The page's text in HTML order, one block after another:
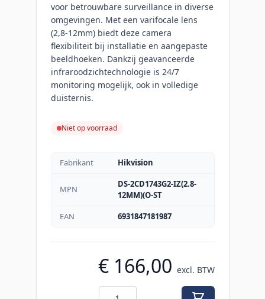
voor betrouwbare surveillance in diverse
omgevingen. Met een varifocale lens
(2,8-12mm) biedt deze camera
flexibiliteit bij installatie en aangepaste
beeldhoeken. Dankzij geavanceerde
infraroodzichtechnologie is 24/7
monitoring mogelijk, ook in volledige
duisternis.
Niet op voorraad
Fabrikant Hikvision
MPN
DS-2CD1743G2-IZ(2.8-
12MM)(O-ST
EAN
6931847181987
€ 166,00 excl. BTW
Aantal